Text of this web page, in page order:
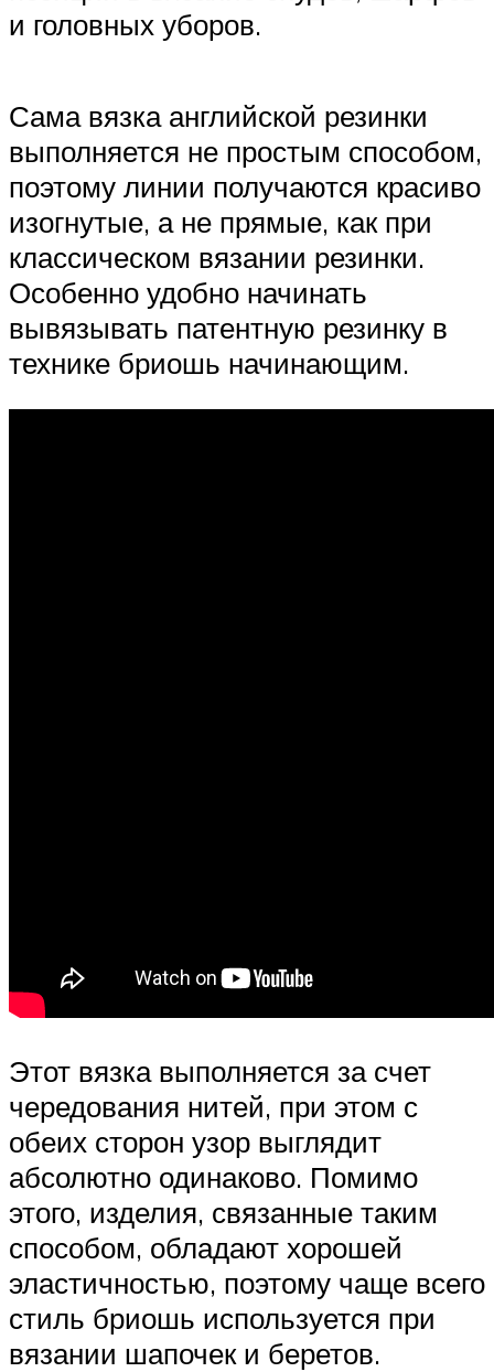
и головных уборов.
Сама вязка английской резинки
выполняется не простым способом,
поэтому линии получаются красиво
изогнутые, а не прямые, как при
классическом вязании резинки.
Особенно удобно начинать
вывязывать патентную резинку в
технике бриошь начинающим.
Этот вязка выполняется за счет
чередования нитей, при этом с
обеих сторон узор выглядит
абсолютно одинаково. Помимо
этого, изделия, связанные таким
способом, обладают хорошей
эластичностью, поэтому чаще всего
стиль бриошь используется при
вязании шапочек и беретов.